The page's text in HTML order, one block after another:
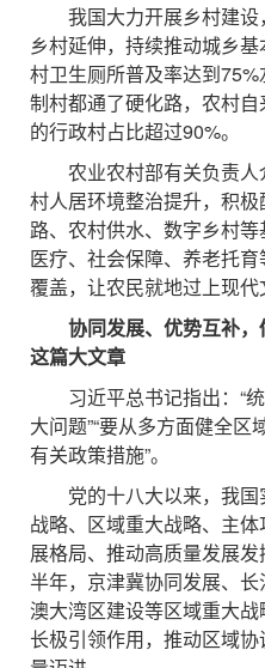
我国大力开展乡村建设
乡村延伸，持续推动城乡
村卫生厕所普及率达到
制村都通了硬化路，农村
的行政村占比超过90%。
农业农村部有关负责人
村人居环境整治提升，积
路、农村供水、数字乡村等
医疗、社会保障、养老托
覆盖，让农民就地过上现代
协同发展、优势互补
这篇大文章
习近平总书记指出：“统
大问题”“要从多方面健全
有关政策措施”。
党的十八大以来，我国
战略、区域重大战略、主
展格局、推动高质量发展
半年，京津冀协同发展、
澳大湾区建设等区域重大
长极引领作用，推动区域